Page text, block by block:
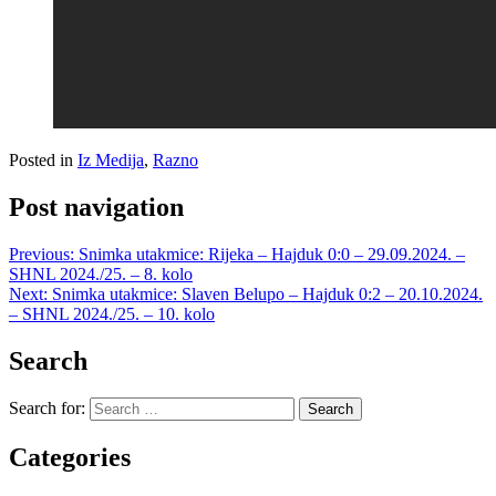
Posted in Iz Medija, Razno
Post navigation
Previous: Snimka utakmice: Rijeka – Hajduk 0:0 – 29.09.2024. –
SHNL 2024./25. – 8. kolo
Next: Snimka utakmice: Slaven Belupo – Hajduk 0:2 – 20.10.2024.
– SHNL 2024./25. – 10. kolo
Search
Search for:
Categories